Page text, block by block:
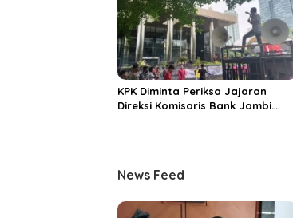
KPK Diminta Periksa Jajaran
Direksi Komisaris Bank Jambi
News Feed